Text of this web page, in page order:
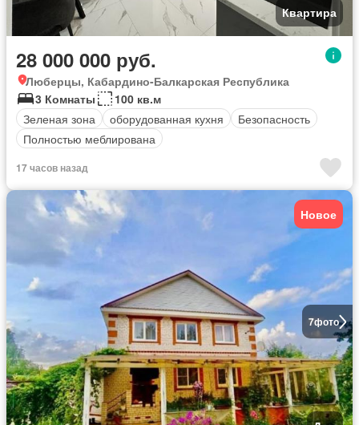
Квартира
28 000 000 руб.
Люберцы, Кабардино-Балкарская Республика
3 Комнаты
100 кв.м
Зеленая зона
оборудованная кухня
Безопасность
Полностью меблирована
17 часов назад
7фото
Новое